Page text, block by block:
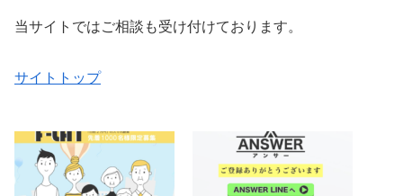
当サイトではご相談も受け付けております。
サイトトップ